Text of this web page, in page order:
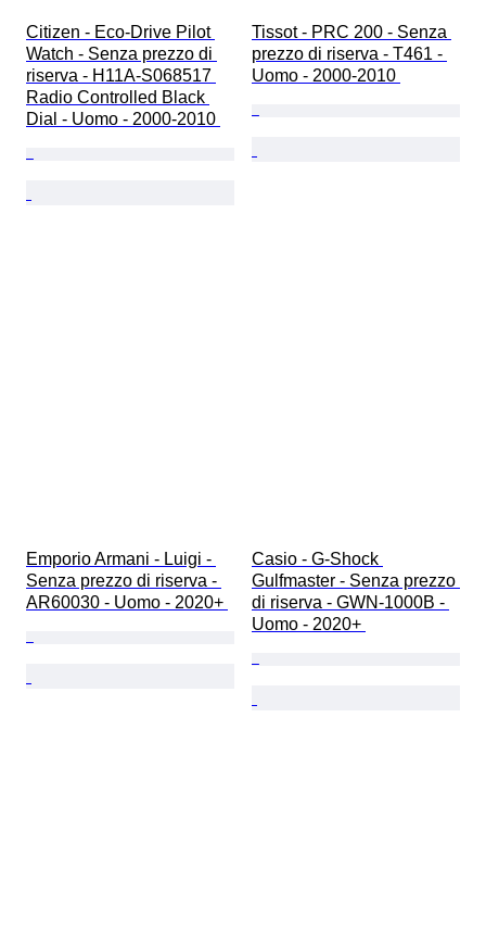
Citizen - Eco-Drive Pilot
Watch - Senza prezzo di
riserva - H11A-S068517
Radio Controlled Black
Dial - Uomo - 2000-2010
Tissot - PRC 200 - Senza
prezzo di riserva - T461 -
Uomo - 2000-2010
Emporio Armani - Luigi -
Senza prezzo di riserva -
AR60030 - Uomo - 2020+
Casio - G-Shock
Gulfmaster - Senza prezzo
di riserva - GWN-1000B -
Uomo - 2020+